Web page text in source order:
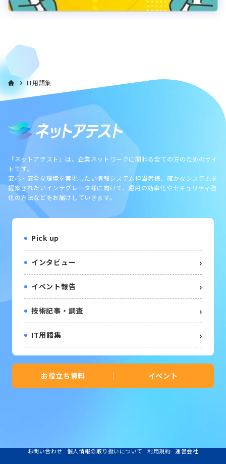
IT用語集
「ネットアテスト」は、企業ネットワークに関わる全ての方のためのサイ
トです。
安心・安全な環境を実現したい情報システム担当者様、確かなシステムを
提案されたいインテグレータ様に向けて、運用の効率化やセキュリティ強
化の方法などをお届けしていきます。
Pick up
インタビュー
イベント報告
技術記事・調査
IT用語集
お役立ち資料 イベント
お問い合わせ 個人情報の取り扱いについて 利用規約 運営会社